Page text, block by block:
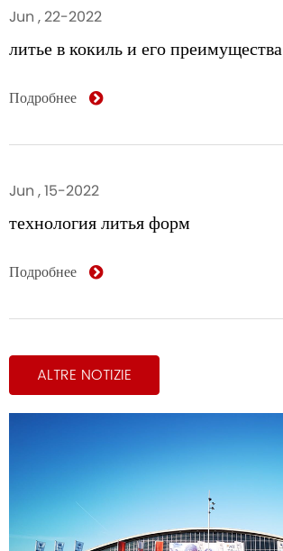
Jun , 22-2022
литье в кокиль и его преимущества
Подробнее
Jun , 15-2022
технология литья форм
Подробнее
ALTRE NOTIZIE